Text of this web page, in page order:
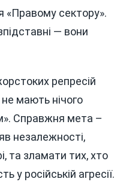
«Правому сектору».
— вони
репресій
мають нічого
Справжня мета –
незалежності,
та зламати тих, хто
у російській агресії.